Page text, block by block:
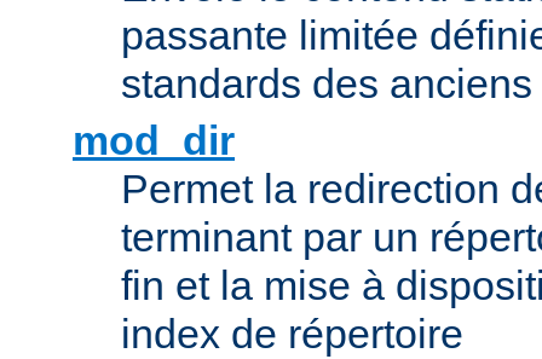
passante limitée
standards des
mod_dir
Permet la redirection
terminant par un
fin et la mise à
index de répertoire